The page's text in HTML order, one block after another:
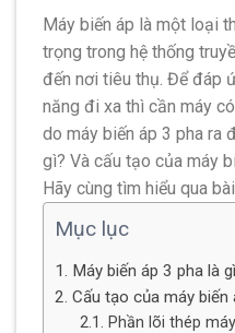
Máy biến áp là một loại
trọng trong hệ thống
đến nơi tiêu thụ. Để đáp
năng đi xa thì cần máy
do máy biến áp 3 pha ra
gì? Và cấu tạo của máy
Hãy cùng tìm hiểu qua
Mục lục
1. Máy biến áp 3 pha là
2. Cấu tạo của máy biến
2.1. Phần lõi thép